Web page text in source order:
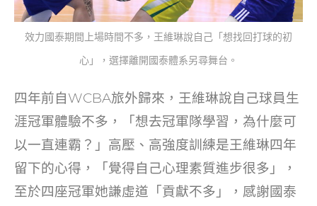
效力國泰期間上場時間不多，王維琳說自己「想找回打球的初
心」，選擇離開國泰體系另尋舞台。
四年前自WCBA旅外歸來，王維琳說自己球員生
涯冠軍體驗不多，「想去冠軍隊學習，為什麼可
以一直連霸？」高壓、高強度訓練是王維琳四年
留下的心得，「覺得自己心理素質進步很多」，
至於四座冠軍她謙虛道「貢獻不多」，感謝國泰